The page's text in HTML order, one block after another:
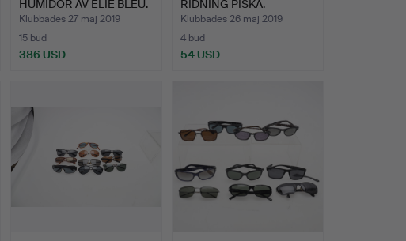
HUMIDOR AV ELIE BLEU.
Klubbades 27 maj 2019
15 bud
386 USD
RIDNING PISKA.
Klubbades 26 maj 2019
4 bud
54 USD